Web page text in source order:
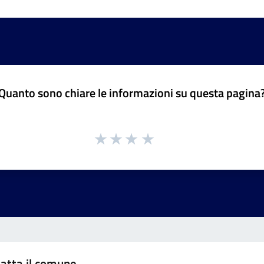
sono chiare le informazioni su questa